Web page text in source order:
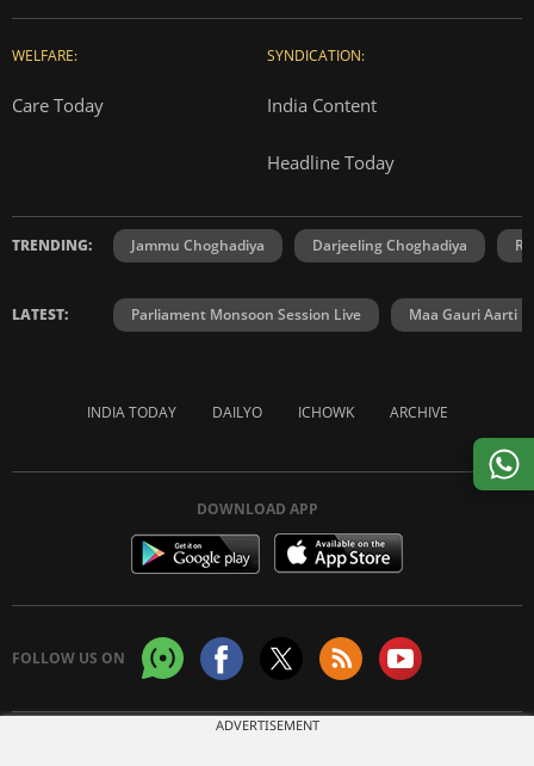
WELFARE:
Care Today
SYNDICATION:
India Content
Headline Today
TRENDING: Jammu Choghadiya Darjeeling Choghadiya
LATEST: Parliament Monsoon Session Live Maa Gauri Aarti
INDIA TODAY DAILYO ICHOWK ARCHIVE
DOWNLOAD APP
FOLLOW US ON
ADVERTISEMENT